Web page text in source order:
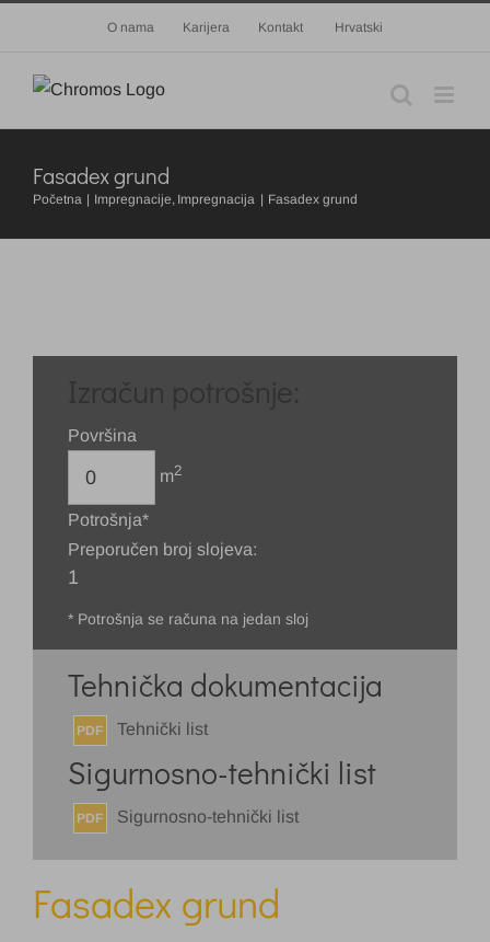
content
O nama Karijera Kontakt Hrvatski
Fasadex grund
Početna Impregnacije Impregnacija Fasadex grund
Površina
m2
Potrošnja*
Preporučen broj slojeva:
1
* Potrošnja se računa na jedan sloj
Tehnička dokumentacija
PDF Tehnički list
Sigurnosno-tehnički list
PDF Sigurnosno-tehnički list
Fasadex grund